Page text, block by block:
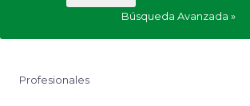
Búsqueda Avanzada
Profesionales